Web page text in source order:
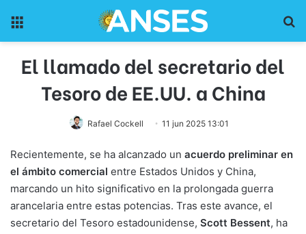
El llamado del secretario del
Tesoro de EE.UU. a China
Rafael Cockell 11 jun 2025 13:01
Recientemente, se ha alcanzado un acuerdo preliminar en
el ámbito comercial entre Estados Unidos y China,
marcando un hito significativo en la prolongada guerra
arancelaria entre estas potencias. Tras este avance, el
secretario del Tesoro estadounidense, Scott Bessent, ha